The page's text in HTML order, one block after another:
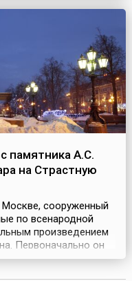
памятника А.С.
на Страстную
сооруженный
по всенародной
произведением
Первоначально он
магистрали города